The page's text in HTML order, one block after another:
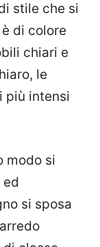
stile che si
di colore
chiari e
le
più intensi
modo si
ed
si sposa